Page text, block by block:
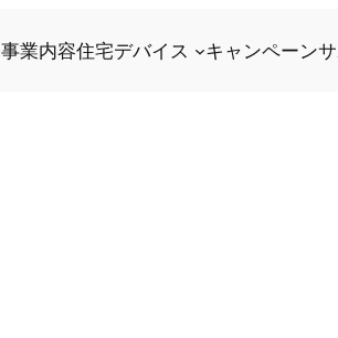
事業内容住宅デバイス キャンペーン